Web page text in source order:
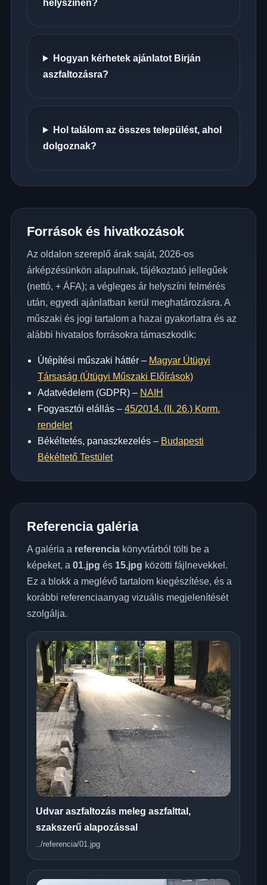
helyszínén?
Hogyan kérhetek ajánlatot Birján
aszfaltozásra?
Hol találom az összes települést, ahol
dolgoznak?
Források és hivatkozások
Az oldalon szereplő árak saját, 2026-os
árképzésünkön alapulnak, tájékoztató jellegűek
(nettó, + ÁFA); a végleges ár helyszíni felmérés
után, egyedi ajánlatban kerül meghatározásra. A
műszaki és jogi tartalom a hazai gyakorlatra és az
alábbi hivatalos forrásokra támaszkodik:
Útépítési műszaki háttér – Magyar Útügyi
Társaság (Útügyi Műszaki Előírások)
Adatvédelem (GDPR) – NAIH
Fogyasztói elállás – 45/2014. (II. 26.) Korm.
rendelet
Békéltetés, panaszkezelés – Budapesti
Békéltető Testület
Referencia galéria
A galéria a referenciakönyvtárból tölti be a
képeket, a 01.jpg és 15.jpg közötti fájlnevekkel.
Ez a blokk a meglévő tartalom kiegészítése, és a
korábbi referenciaanyag vizuális megjelenítését
szolgálja.
Udvar aszfaltozás meleg aszfalttal,
szakszerű alapozással
../referencia/01.jpg